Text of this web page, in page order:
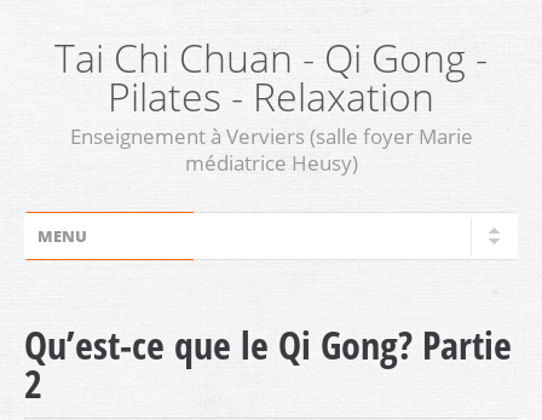
Tai Chi Chuan - Qi Gong -
Pilates - Relaxation
Enseignement à Verviers (salle foyer Marie
médiatrice Heusy)
Qu’est-ce que le Qi Gong? Partie
2